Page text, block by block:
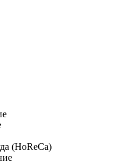
(HoReCa)